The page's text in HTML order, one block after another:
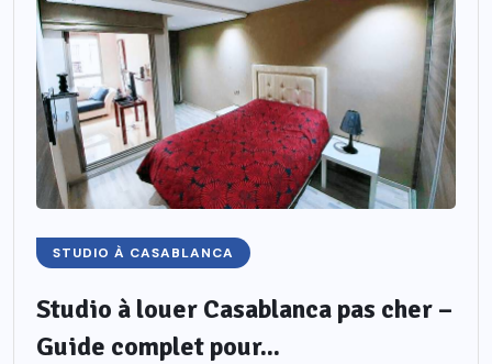
STUDIO À CASABLANCA
Studio à louer Casablanca pas cher –
Guide complet pour...